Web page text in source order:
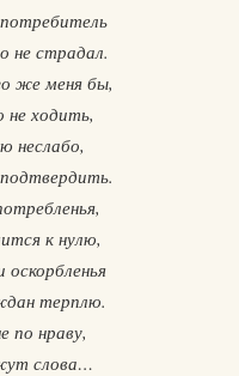
не страдал.
же меня бы,
не ходить,
неслабо,
к нулю,
терплю.
по нраву,
слова…